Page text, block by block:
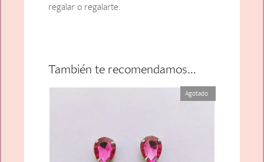
regalar o regalarte.
También te recomendamos…
Agotado